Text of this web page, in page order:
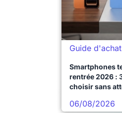
Guide d'achat
Smartphones
rentrée 2026 :
choisir sans
06/08/2026